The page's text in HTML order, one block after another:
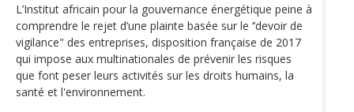
L’Institut africain pour la gouvernance énergétique peine à
comprendre le rejet d’une plainte basée sur le ‘’devoir de
vigilance" des entreprises, disposition française de 2017
qui impose aux multinationales de prévenir les risques
que font peser leurs activités sur les droits humains, la
santé et l'environnement.